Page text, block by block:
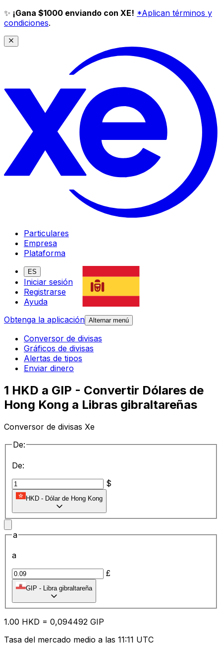
✨ ¡Gana $1000 enviando con XE! *Aplican términos y
condiciones.
Particulares
Empresa
Plataforma
ES
Iniciar sesión
Registrarse
Ayuda
Obtenga la aplicación Alternar menú
Conversor de divisas
Gráficos de divisas
Alertas de tipos
Enviar dinero
1 HKD a GIP - Convertir Dólares de
Hong Kong a Libras gibraltareñas
Conversor de divisas Xe
De:
De:
$
HKD - Dólar de Hong Kong
a
a
£
GIP - Libra gibraltareña
1.00 HKD = 0,094492 GIP
Tasa del mercado medio a las 11:11 UTC